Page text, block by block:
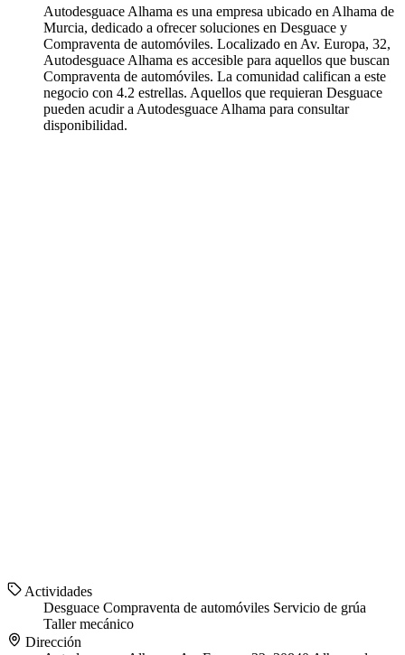
Autodesguace Alhama es una empresa ubicado en Alhama de
Murcia, dedicado a ofrecer soluciones en Desguace y
Compraventa de automóviles. Localizado en Av. Europa, 32,
Autodesguace Alhama es accesible para aquellos que buscan
Compraventa de automóviles. La comunidad califican a este
negocio con 4.2 estrellas. Aquellos que requieran Desguace
pueden acudir a Autodesguace Alhama para consultar
disponibilidad.
Actividades
Desguace Compraventa de automóviles Servicio de grúa
Taller mecánico
Dirección